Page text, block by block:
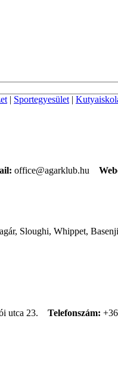
| Sportegyesület |
office@agarklub.hu
Sloughi, Whippet,
utca 23. Telefonszám: